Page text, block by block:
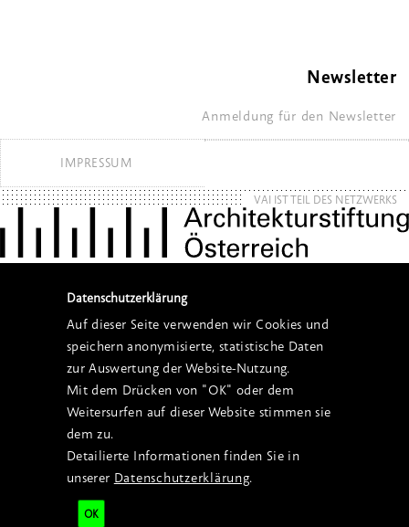
Newsletter
Anmeldung für den Newsletter
IMPRESSUM
VAI IST TEIL DES NETZWERKS
Datenschutzerklärung
Auf dieser Seite verwenden wir Cookies und
speichern anonymisierte, statistische Daten
zur Auswertung der Website-Nutzung.
Mit dem Drücken von "OK" oder dem
Weitersurfen auf dieser Website stimmen sie
dem zu.
Detailierte Informationen finden Sie in
unserer Datenschutzerklärung.
OK